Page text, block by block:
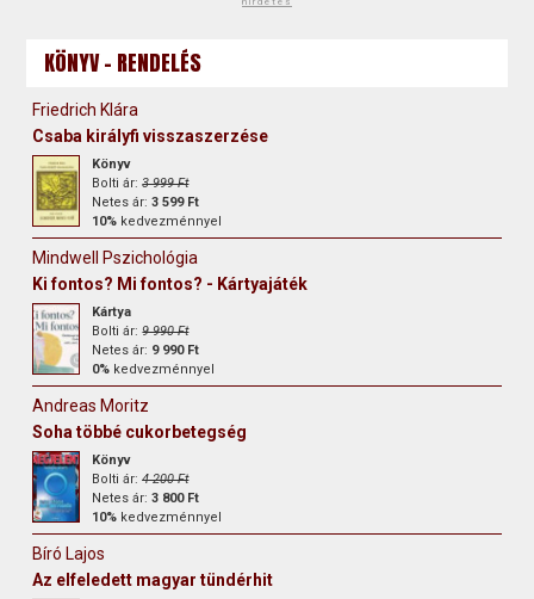
hirdetés
KÖNYV - RENDELÉS
Friedrich Klára
Csaba királyfi visszaszerzése
Könyv
Bolti ár:3 999 Ft
Netes ár:3 599 Ft
10% kedvezménnyel
Mindwell Pszichológia
Ki fontos? Mi fontos? - Kártyajáték
Kártya
Bolti ár:9 990 Ft
Netes ár: 9 990 Ft
0% kedvezménnyel
Andreas Moritz
Soha többé cukorbetegség
Könyv
Bolti ár:4 200 Ft
Netes ár:3 800 Ft
10% kedvezménnyel
Bíró Lajos
Az elfeledett magyar tündérhit